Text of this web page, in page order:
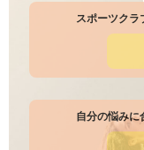
スポーツクラ
自分の悩みに